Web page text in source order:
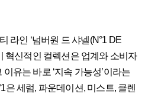
라인 ‘넘버원 드 샤넬(N°1 DE
혁신적인 컬렉션은 업계와 소비자
유는 바로 ‘지속 가능성’이라는
은 세럼, 파운데이션, 미스트, 클렌